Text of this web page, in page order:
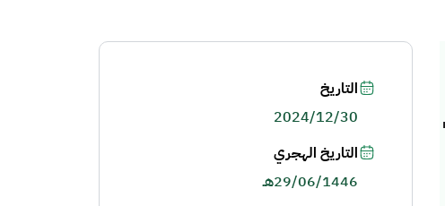
التاريخ
2024/12/30
التاريخ الهجري
29/06/1446هـ